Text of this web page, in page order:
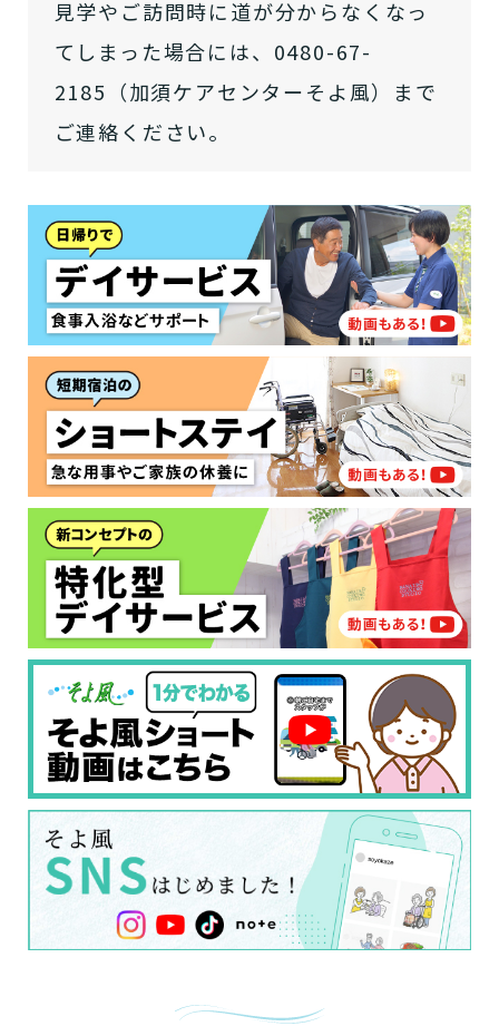
見学やご訪問時に道が分からなくなっ
てしまった場合には、0480-67-
2185（加須ケアセンターそよ風）まで
ご連絡ください。
あなたに適しているのは?
介護保険サービスは20種類以上あり、それぞれ
い!」という方は、
まずはどんなサービスがあ
なたに適しているのか簡単にチェックしてみま
しょう!最大4つの質問に答えていただくだけ
で、おすすめの介護保険サービスを紹介しま
す。
診断スタート
要介護認定を受け、要支援１～２、
要介護１～５、 いずれかの判定を受
けていますか？
はい
いいえ or
非該当(自立)
と判定された
ご自宅で生活しながら介護サービス
を使いたいですか？
老人ホームなどの施設に移り住みた
いですか？
自宅で生活しながら
使いたい
施設へ移り住みたい
現在、日常生活を送るうえで誰かの
介護などサポートが必要ですか？
必要
必要ない
介護施設へ通いたいですか？
通いたい
来てもらいたい
認知症の診断を受けていますか？
または物忘れなど認知症の疑いはあ
りますか？
はい
いいえ
日帰りで使いたいですか？
一時的に宿泊したいですか？
日帰りで使いたい
一時的に宿泊したい
か？
要介護３～５ですか？
要支援１～２
要介護１～２
要介護３～５